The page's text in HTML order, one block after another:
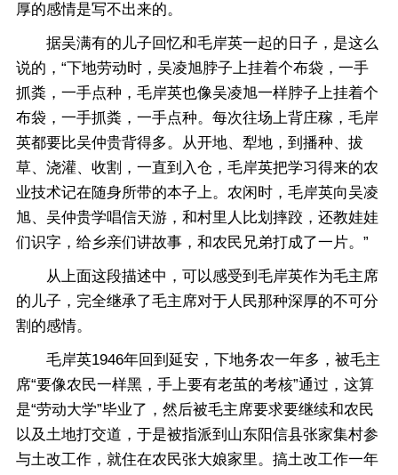
厚的感情是写不出来的。
据吴满有的儿子回忆和毛岸英一起的日子，是这么
说的，“下地劳动时，吴凌旭脖子上挂着个布袋，一手
抓粪，一手点种，毛岸英也像吴凌旭一样脖子上挂着个
布袋，一手抓粪，一手点种。每次往场上背庄稼，毛岸
英都要比吴仲贵背得多。从开地、犁地，到播种、拔
草、浇灌、收割，一直到入仓，毛岸英把学习得来的农
业技术记在随身所带的本子上。农闲时，毛岸英向吴凌
旭、吴仲贵学唱信天游，和村里人比划摔跤，还教娃娃
们识字，给乡亲们讲故事，和农民兄弟打成了一片。”
从上面这段描述中，可以感受到毛岸英作为毛主席
的儿子，完全继承了毛主席对于人民那种深厚的不可分
割的感情。
毛岸英1946年回到延安，下地务农一年多，被毛主
席“要像农民一样黑，手上要有老茧的考核”通过，这算
是“劳动大学”毕业了，然后被毛主席要求要继续和农民
以及土地打交道，于是被指派到山东阳信县张家集村参
与土改工作，就住在农民张大娘家里。搞土改工作一年